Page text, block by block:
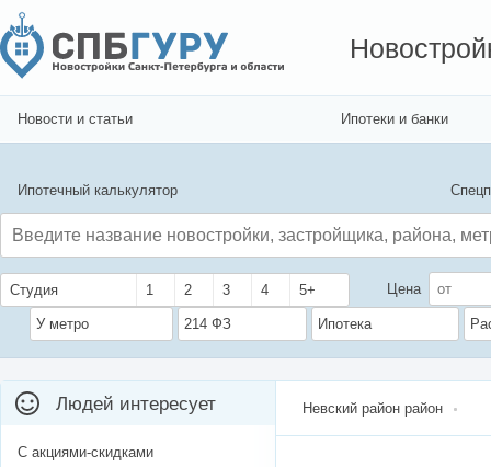
Новости и статьи Ипотеки и банки
Ипотечный калькулятор
Студия 1 2 3 4 5+ Цена
У метро 214 ФЗ Ипотека
Невский район район
Людей интересует
С акциями-скидками